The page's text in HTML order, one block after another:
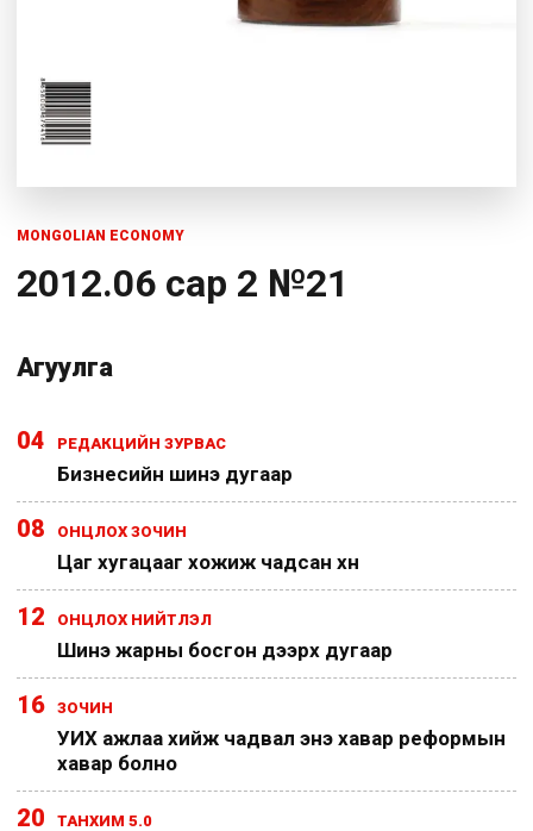
MONGOLIAN ECONOMY
2012.06 сар 2 №21
Агуулга
04 РЕДАКЦИЙН ЗУРВАС
Бизнесийн шинэ дугаар
08 ОНЦЛОХ ЗОЧИН
Цаг хугацааг хожиж чадсан хүн
12 ОНЦЛОХ НИЙТЛЭЛ
Шинэ жарны босгон дээрх дугаар
16 ЗОЧИН
УИХ ажлаа хийж чадвал энэ хавар реформын
хавар болно
20 ТАНХИМ 5.0